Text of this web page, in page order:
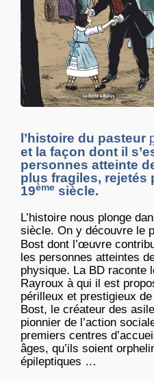
l’histoire du pasteur
et la façon dont il
personnes atteinte
plus fragiles, rejetés
19ème siècle.
L’histoire nous plonge
siècle. On y découvre le
Bost dont l’œuvre
les personnes atteintes
physique. La BD raconte
Rayroux à qui il est
périlleux et prestigieux
Bost, le créateur des
pionnier de l’action
premiers centres
âges, qu’ils soient
épileptiques …